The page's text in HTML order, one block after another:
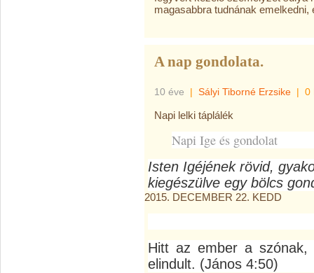
magasabbra tudnának
A nap gondolata.
10 éve | Sályi Tiborné Erzsike | 0
Napi lelki táplálék
Napi Ige és gondolat
Isten Igéjének rövid,
kiegészülve egy bölcs
2015. DECEMBER 22. KEDD
Hitt az ember a szónak,
elindult. (János 4:50)